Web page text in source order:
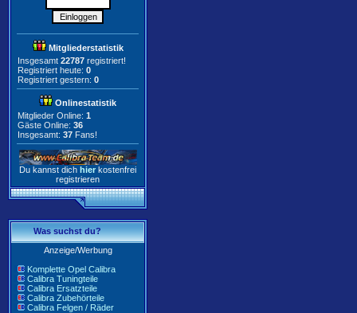
Mitgliederstatistik
Insgesamt 22787 registriert!
Registriert heute: 0
Registriert gestern: 0
Onlinestatistik
Mitglieder Online: 1
Gäste Online: 36
Insgesamt: 37 Fans!
Du kannst dich hier kostenfrei
registrieren
Was suchst du?
Anzeige/Werbung
Komplette Opel Calibra
Calibra Tuningteile
Calibra Ersatzteile
Calibra Zubehörteile
Calibra Felgen / Räder